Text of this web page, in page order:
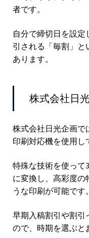
者です。
自分で締切日を設
引される「毎割」
あります。
株式会社日
株式会社日光企画で
印刷対応機を使用し
特殊な技術を使って
に変換し、高彩度の
うな印刷が可能です。
早期入稿割引や割引
ので、時期を選ぶと